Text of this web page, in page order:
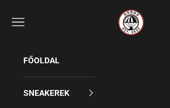
Rdrop
FŐOLDAL
SNEAKEREK